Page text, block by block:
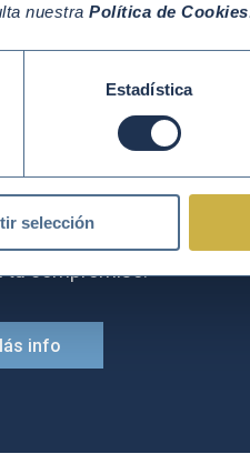
nuestra Política de Cookies
Estadística
selección
por la sostenibilidad
tu compromiso.
info